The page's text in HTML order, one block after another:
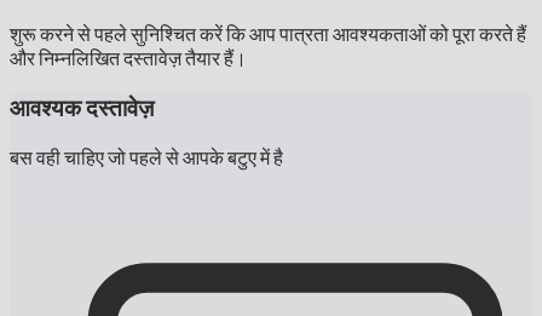
शुरू करने से पहले सुनिश्चित करें कि आप पात्रता आवश्यकताओं को पूरा करते हैं
और निम्नलिखित दस्तावेज़ तैयार हैं।
आवश्यक दस्तावेज़
बस वही चाहिए जो पहले से आपके बटुए में है